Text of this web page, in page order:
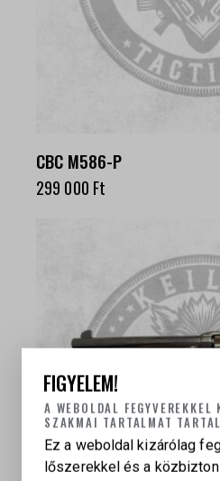
CBC M586-P
299 000 Ft
FIGYELEM!
A WEBOLDAL FEGYVEREKKEL
SZAKMAI TARTALMAT
Ez a weboldal kizárólag
lőszerekkel és a